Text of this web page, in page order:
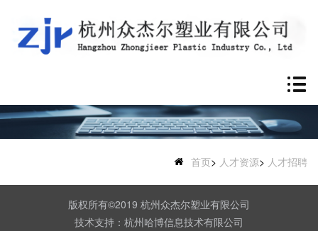
首页> 人才资源> 人才招聘
版权所有©2019 杭州众杰尔塑业有限公司
技术支持：杭州哈博信息技术有限公司